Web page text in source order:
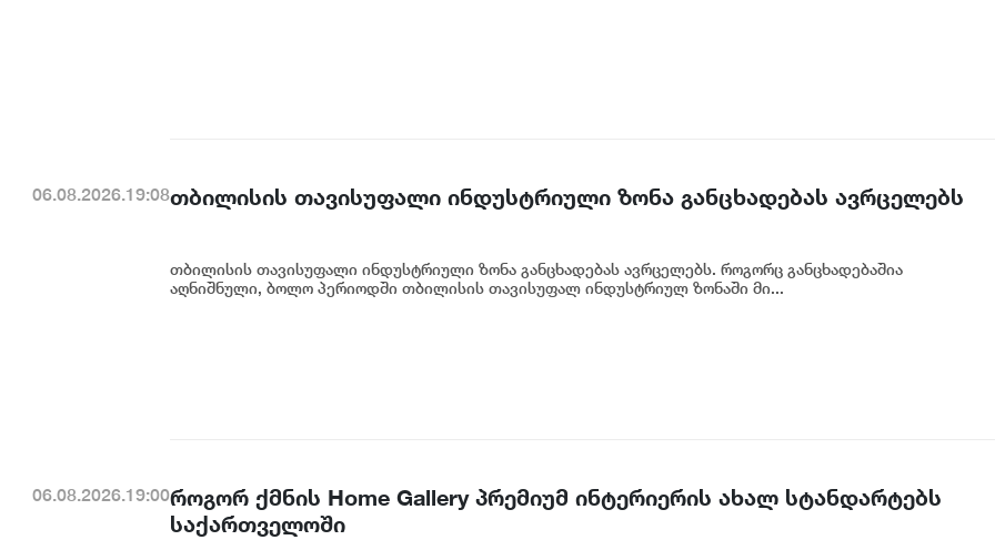
06.08.2026.19:08თბილისის თავისუფალი ინდუსტრიული ზონა განცხადებას ავრცელებს
თბილისის თავისუფალი ინდუსტრიული ზონა განცხადებას ავრცელებს. როგორც განცხადებაშია
აღნიშნული, ბოლო პერიოდში თბილისის თავისუფალ ინდუსტრიულ ზონაში მი...
06.08.2026.19:00როგორ ქმნის Home Gallery პრემიუმ ინტერიერის ახალ სტანდარტებს
საქართველოში